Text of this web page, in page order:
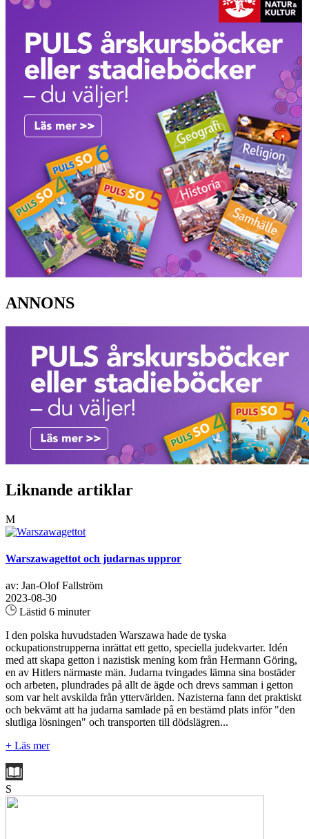
ANNONS
Liknande artiklar
M
Warszawagettot och judarnas uppror
av: Jan-Olof Fallström
2023-08-30
Lästid 6 minuter
I den polska huvudstaden Warszawa hade de tyska
ockupationstrupperna inrättat ett getto, speciella judekvarter. Idén
med att skapa getton i nazistisk mening kom från Hermann Göring,
en av Hitlers närmaste män. Judarna tvingades lämna sina bostäder
och arbeten, plundrades på allt de ägde och drevs samman i getton
som var helt avskilda från yttervärlden. Nazisterna fann det praktiskt
och bekvämt att ha judarna samlade på en bestämd plats inför "den
slutliga lösningen" och transporten till dödslägren...
+ Läs mer
S